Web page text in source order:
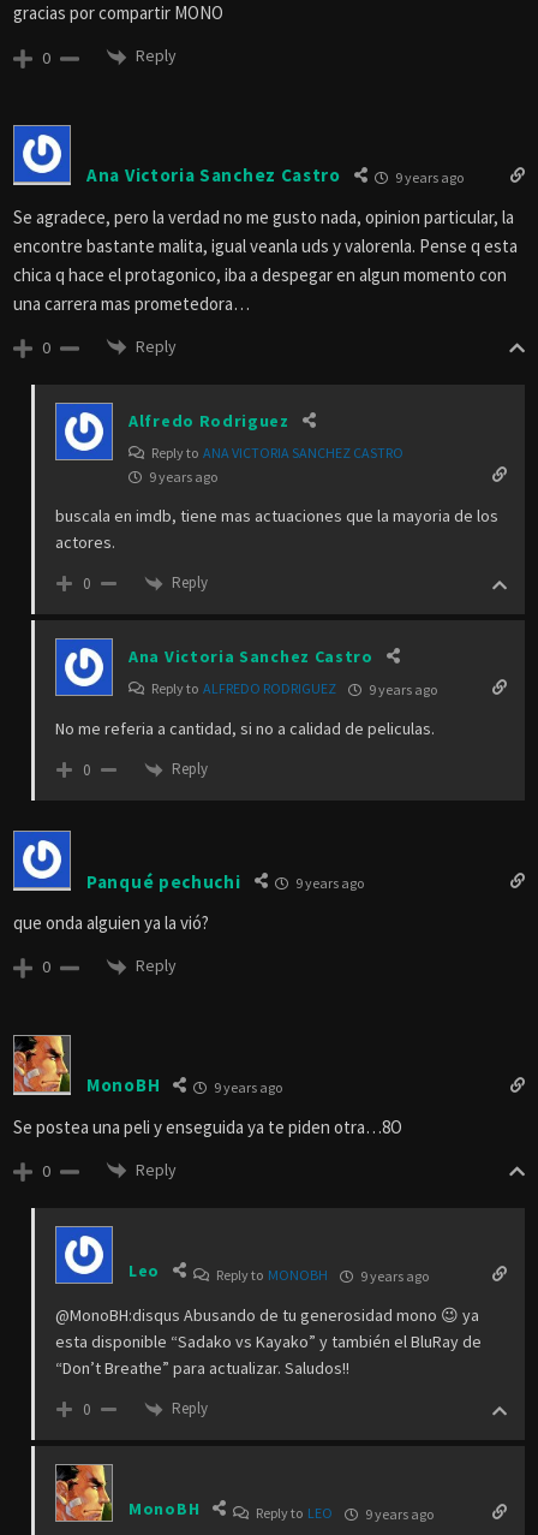
gracias por compartir MONO
0 Reply
Ana Victoria Sanchez Castro 9 years ago
Se agradece, pero la verdad no me gusto nada, opinion particular, la
encontre bastante malita, igual veanla uds y valorenla. Pense q esta
chica q hace el protagonico, iba a despegar en algun momento con
una carrera mas prometedora…
0 Reply
Alfredo Rodriguez
Reply to ANA VICTORIA SANCHEZ CASTRO
9 years ago
buscala en imdb, tiene mas actuaciones que la mayoria de los
actores.
0 Reply
Ana Victoria Sanchez Castro
Reply to ALFREDO RODRIGUEZ 9 years ago
No me referia a cantidad, si no a calidad de peliculas.
0 Reply
Panqué pechuchi 9 years ago
que onda alguien ya la vió?
0 Reply
MonoBH 9 years ago
Se postea una peli y enseguida ya te piden otra…8O
0 Reply
Leo Reply to MONOBH 9 years ago
@MonoBH:disqus Abusando de tu generosidad mono 😉 ya
esta disponible “Sadako vs Kayako” y también el BluRay de
“Don’t Breathe” para actualizar. Saludos!!
0 Reply
MonoBH Reply to LEO 9 years ago